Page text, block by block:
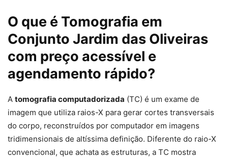
O que é Tomografia em
Conjunto Jardim das Oliveiras
com preço acessível e
agendamento rápido?
A tomografia computadorizada (TC) é um exame de
imagem que utiliza raios-X para gerar cortes transversais
do corpo, reconstruídos por computador em imagens
tridimensionais de altíssima definição. Diferente do raio-X
convencional, que achata as estruturas, a TC mostra